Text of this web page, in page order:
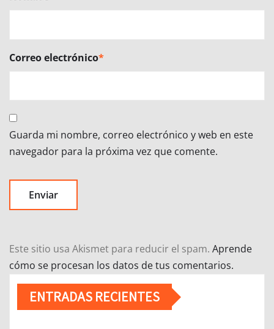
Correo electrónico*
Guarda mi nombre, correo electrónico y web en este
navegador para la próxima vez que comente.
Este sitio usa Akismet para reducir el spam. Aprende
cómo se procesan los datos de tus comentarios.
ENTRADAS RECIENTES